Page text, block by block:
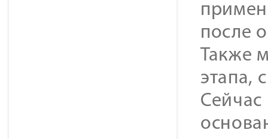
после
Также
этапа,